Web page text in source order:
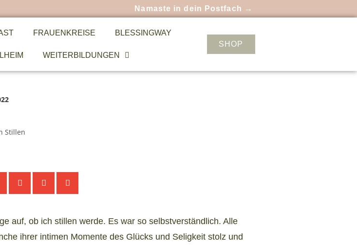
Namaste in dein Postfach →
FRAUENKREISE BLESSINGWAY
WEITERBILDUNGEN
SHOP
auf, ob ich stillen werde. Es war so selbstverständlich. Alle
ihrer intimen Momente des Glücks und Seligkeit stolz und